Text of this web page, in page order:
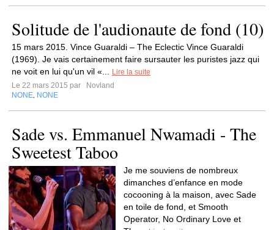
Solitude de l'audionaute de fond (10)
15 mars 2015. Vince Guaraldi – The Eclectic Vince Guaraldi
(1969). Je vais certainement faire sursauter les puristes jazz qui
ne voit en lui qu'un vil «...
Lire la suite
Le 22 mars 2015 par
Novland
NONE NONE
Sade vs. Emmanuel Nwamadi - The
Sweetest Taboo
Je me souviens de nombreux
dimanches d’enfance en mode
cocooning à la maison, avec Sade
en toile de fond, et Smooth
Operator, No Ordinary Love et